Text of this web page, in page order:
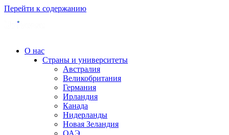
Перейти к содержанию
О нас
Страны и университеты
Австралия
Великобритания
Германия
Ирландия
Канада
Нидерланды
Новая Зеландия
ОАЭ